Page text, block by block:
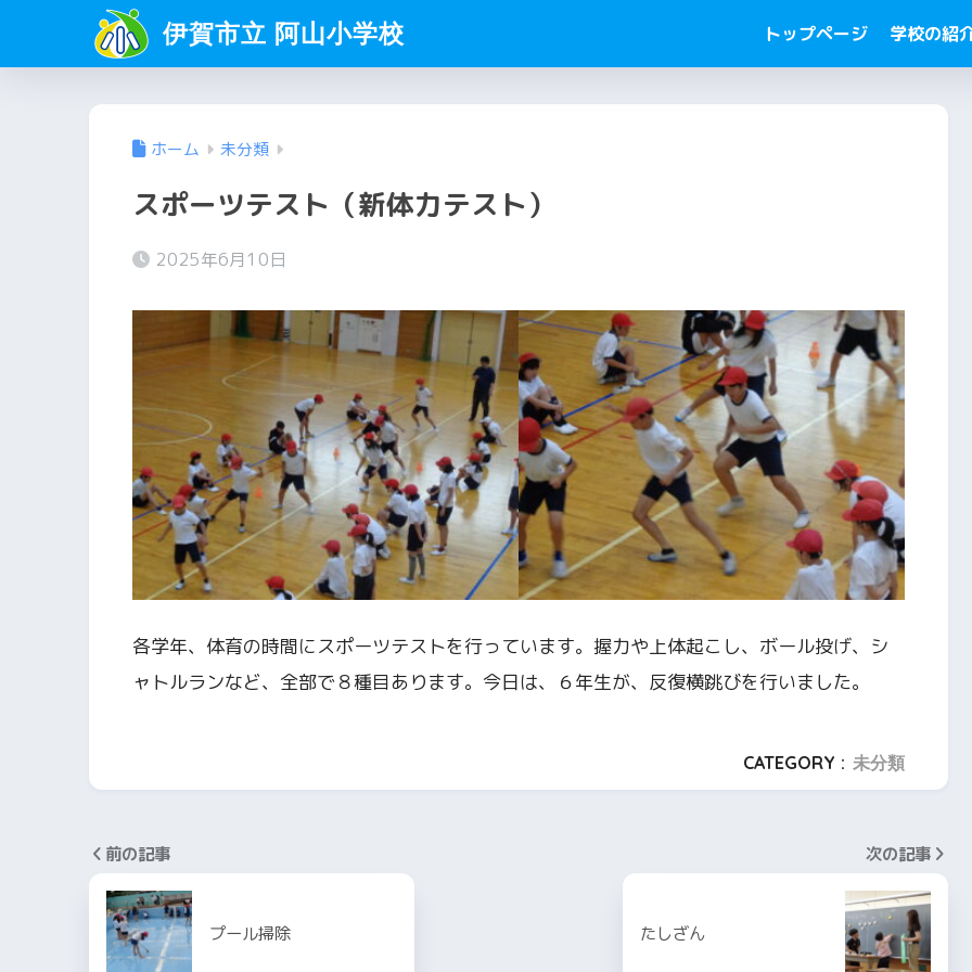
伊賀市立 阿山小学校 トップページ 学校の紹
ホーム 未分類
スポーツテスト（新体力テスト）
2025年6月10日
各学年、体育の時間にスポーツテストを行っています。握力や上体起こし、ボール投げ、シ
ャトルランなど、全部で８種目あります。今日は、６年生が、反復横跳びを行いました。
CATEGORY : 未分類
前の記事
プール掃除
次の記事
たしざん